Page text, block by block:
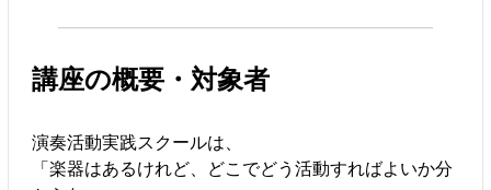
講座の概要・対象者
演奏活動実践スクールは、
「楽器はあるけれど、どこでどう活動すればよいか分